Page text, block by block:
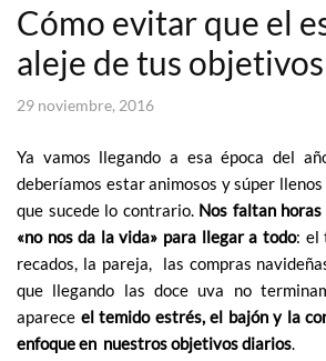
Cómo evitar que el
aleje de tus
29 noviembre, 2016
Ya vamos llegando a esa época del
deberíamos estar animosos y súper
que sucede lo contrario. Nos faltan
«no nos da la vida» para llegar a todo: el
recados, la pareja, las compras
que llegando las doce uva no
aparece el temido estrés, el bajón y la
enfoque en nuestros objetivos diarios.